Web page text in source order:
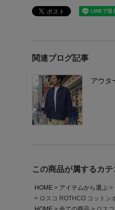
関連ブログ記事
アウタ
この商品が属するカテ
HOME アイテムから選ぶ
ロスコ ROTHCO コットン